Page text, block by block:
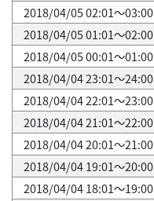
2018/04/05 02:01～03:00
2018/04/05 01:01～02:00
2018/04/05 00:01～01:00
2018/04/04 23:01～24:00
2018/04/04 22:01～23:00
2018/04/04 21:01～22:00
2018/04/04 20:01～21:00
2018/04/04 19:01～20:00
2018/04/04 18:01～19:00